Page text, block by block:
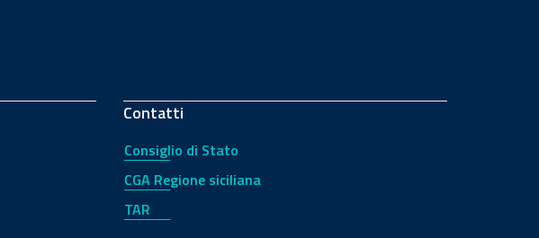
Contatti
Consiglio di Stato
CGA Regione siciliana
TAR